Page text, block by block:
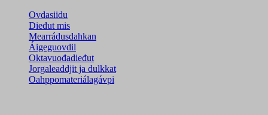
Ovdasiidu
Dieđut mis
Mearrádusdahkan
Áigeguovdil
Oktavuođadieđut
Jorgaleaddjit ja dulkkat
Oahppomateriálagávpi